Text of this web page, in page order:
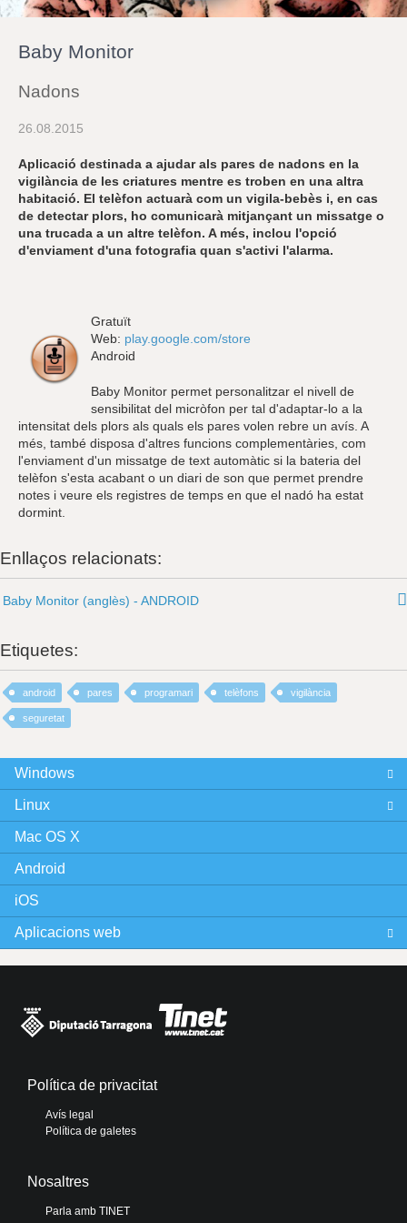
a
Baby Monitor
Nadons
26.08.2015
Aplicació destinada a ajudar als pares de nadons en la
vigilància de les criatures mentre es troben en una altra
habitació. El telèfon actuarà com un vigila-bebès i, en cas
de detectar plors, ho comunicarà mitjançant un missatge o
una trucada a un altre telèfon. A més, inclou l'opció
d'enviament d'una fotografia quan s'activi l'alarma.
Gratuït
Web: play.google.com/store
Android
Baby Monitor permet personalitzar el nivell de
sensibilitat del micròfon per tal d'adaptar-lo a la
intensitat dels plors als quals els pares volen rebre un avís. A
més, també disposa d'altres funcions complementàries, com
l'enviament d'un missatge de text automàtic si la bateria del
telèfon s'esta acabant o un diari de son que permet prendre
notes i veure els registres de temps en que el nadó ha estat
dormint.
Enllaços relacionats:
Baby Monitor (anglès) - ANDROID
Etiquetes:
android pares programari telèfons vigilància
seguretat
Windows
Linux
Mac OS X
Android
iOS
Aplicacions web
Política de privacitat
Avís legal
Política de galetes
Nosaltres
Parla amb TINET